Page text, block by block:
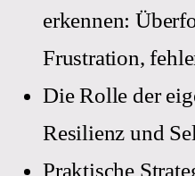
erkennen:
Frustration,
Die Rolle der
Resilienz und
Praktische